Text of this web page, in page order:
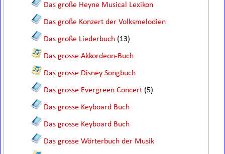
Das große Heyne Musical Lexikon
Das große Konzert der Volksmelodien
Das große Liederbuch (13)
Das grosse Akkordeon-Buch
Das grosse Disney Songbuch
Das grosse Evergreen Concert (5)
Das grosse Keyboard Buch
Das grosse Keyboard Buch
Das grosse Wörterbuch der Musik